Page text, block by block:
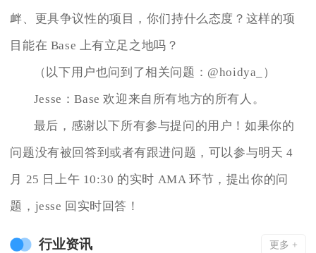
衅、更具争议性的项目，你们持什么态度？这样的项
目能在 Base 上有立足之地吗？
（以下用户也问到了相关问题：@hoidya_）
Jesse：Base 欢迎来自所有地方的所有人。
最后，感谢以下所有参与提问的用户！如果你的
问题没有被回答到或者有跟进问题，可以参与明天 4
月 25 日上午 10:30 的实时 AMA 环节，提出你的问
题，jesse 回实时回答！
行业资讯 更多 +